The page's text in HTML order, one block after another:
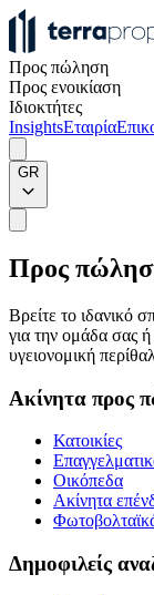
Προς πώληση
Προς ενοικίαση
Ιδιοκτήτες
InsightsΕταιρία
GR
Προς
Βρείτε το ιδανικό
για την ομάδα σας ή
υγειονομική
Ακίνητα προς
Κατοικίες
Οικόπεδα
Ακίνητα
Δημοφιλείς